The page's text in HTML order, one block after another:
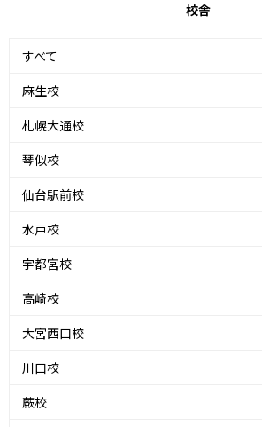
校舎
すべて
麻生校
札幌大通校
琴似校
仙台駅前校
水戸校
宇都宮校
高崎校
大宮西口校
川口校
蕨校